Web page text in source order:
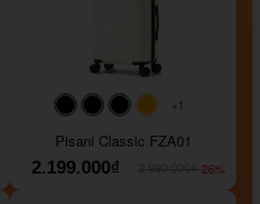
#000000#000000
#000000
#ffa500
+1
Pisani Classic FZA01
2.199.000₫
-26%